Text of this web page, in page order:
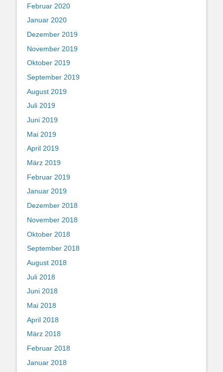
Februar 2020
Januar 2020
Dezember 2019
November 2019
Oktober 2019
September 2019
August 2019
Juli 2019
Juni 2019
Mai 2019
April 2019
März 2019
Februar 2019
Januar 2019
Dezember 2018
November 2018
Oktober 2018
September 2018
August 2018
Juli 2018
Juni 2018
Mai 2018
April 2018
März 2018
Februar 2018
Januar 2018